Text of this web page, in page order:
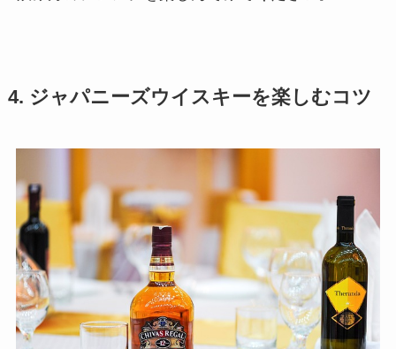
4. ジャパニーズウイスキーを楽しむコツ